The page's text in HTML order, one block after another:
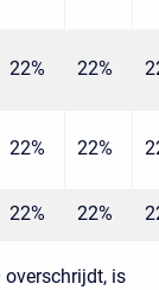
22% 22%
22% 22%
22% 22%
is